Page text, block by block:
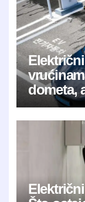
dometa,
mitovi?